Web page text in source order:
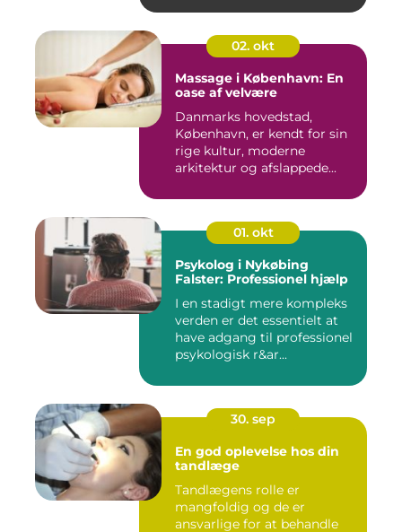
02. okt
Massage i København: En
oase af velvære
Danmarks hovedstad,
København, er kendt for sin
rige kultur, moderne
arkitektur og afslappede...
01. okt
Psykolog i Nykøbing
Falster: Professionel hjælp
I en stadigt mere kompleks
verden er det essentielt at
have adgang til professionel
psykologisk r&ar...
30. sep
En god oplevelse hos din
tandlæge
Tandlægens rolle er
mangfoldig og de er
ansvarlige for at behandle